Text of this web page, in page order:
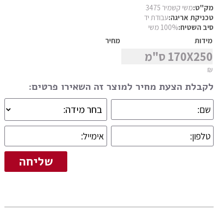
פרסי מוד
פרסי נהין
פרסי סראפי
פרסי קום משי
פרסי קלארדש
פרסי קשאן
מק"ט:משי קשמיר 3475
טכניקת אריגה:עבודת יד
סיב השטיח:100% משי
מידות
מחיר
170X250 ס"מ
₪
לקבלת הצעת מחיר למוצר זה השאירו פרטים: